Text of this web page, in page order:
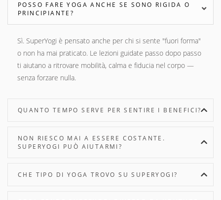
POSSO FARE YOGA ANCHE SE SONO RIGIDA O
PRINCIPIANTE?
Sì. SuperYogi è pensato anche per chi si sente "fuori forma"
o non ha mai praticato. Le lezioni guidate passo dopo passo
ti aiutano a ritrovare mobilità, calma e fiducia nel corpo —
senza forzare nulla.
QUANTO TEMPO SERVE PER SENTIRE I BENEFICI?
NON RIESCO MAI A ESSERE COSTANTE.
SUPERYOGI PUÒ AIUTARMI?
CHE TIPO DI YOGA TROVO SU SUPERYOGI?